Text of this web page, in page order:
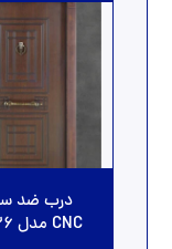
درب ضد
CNC مدل M1836